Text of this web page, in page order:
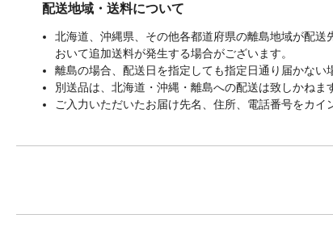
配送地域・送料について
北海道、沖縄県、その他各都道府県の離島地域が配
おいて追加送料が発生する場合がございます。
離島の場合、配送日を指定しても指定日通り届かない
別送品は、北海道・沖縄・離島への配送は致しかねま
ご入力いただいたお届け先名、住所、電話番号をカ